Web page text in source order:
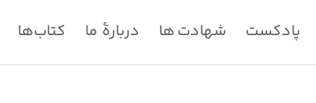
پادکست شهادت ها دربارۀ ما کتاب‌ها